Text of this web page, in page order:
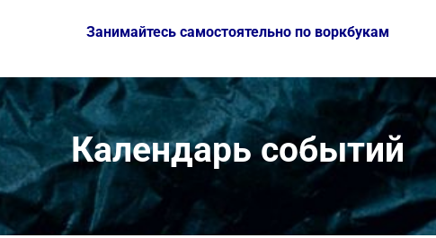
Занимайтесь самостоятельно по воркбукам
Календарь событий